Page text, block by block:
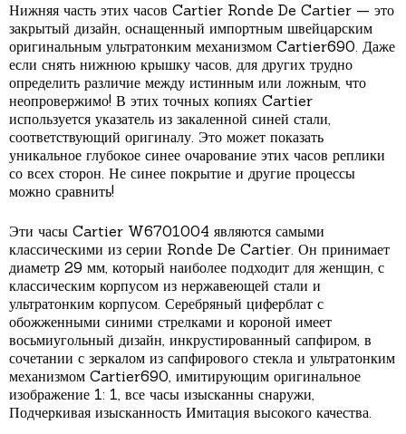
Нижняя часть этих часов Cartier Ronde De Cartier — это
закрытый дизайн, оснащенный импортным швейцарским
оригинальным ультратонким механизмом Cartier690. Даже
если снять нижнюю крышку часов, для других трудно
определить различие между истинным или ложным, что
неопровержимо! В этих точных копиях Cartier
используется указатель из закаленной синей стали,
соответствующий оригиналу. Это может показать
уникальное глубокое синее очарование этих часов реплики
со всех сторон. Не синее покрытие и другие процессы
можно сравнить!
Эти часы Cartier W6701004 являются самыми
классическими из серии Ronde De Cartier. Он принимает
диаметр 29 мм, который наиболее подходит для женщин, с
классическим корпусом из нержавеющей стали и
ультратонким корпусом. Серебряный циферблат с
обожженными синими стрелками и короной имеет
восьмиугольный дизайн, инкрустированный сапфиром, в
сочетании с зеркалом из сапфирового стекла и ультратонким
механизмом Cartier690, имитирующим оригинальное
изображение 1: 1, все часы изысканны снаружи,
Подчеркивая изысканность Имитация высокого качества.